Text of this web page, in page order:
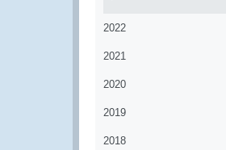
2022
2021
2020
2019
2018